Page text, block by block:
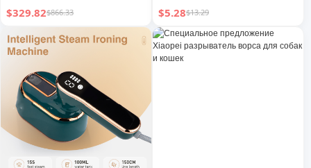
мощный обдув, набор из
шести предметов для
ухода, малошумная
машинка для стрижки
шерсти собак Temu
$329.82$866.33
щетка
$5.28$13.29